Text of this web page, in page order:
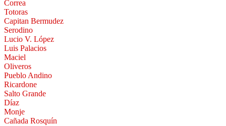
Correa
Totoras
Capitan Bermudez
Serodino
Lucio V. López
Luis Palacios
Maciel
Oliveros
Pueblo Andino
Ricardone
Salto Grande
Díaz
Monje
Cañada Rosquín